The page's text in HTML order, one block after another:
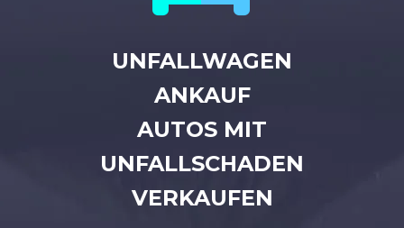
UNFALLWAGEN
ANKAUF
AUTOS MIT
UNFALLSCHADEN
VERKAUFEN